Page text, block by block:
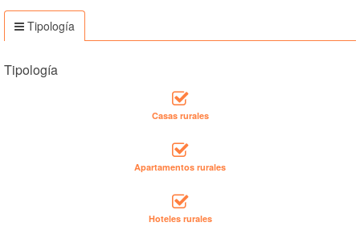
Tipología
Tipología
Casas rurales
Apartamentos rurales
Hoteles rurales